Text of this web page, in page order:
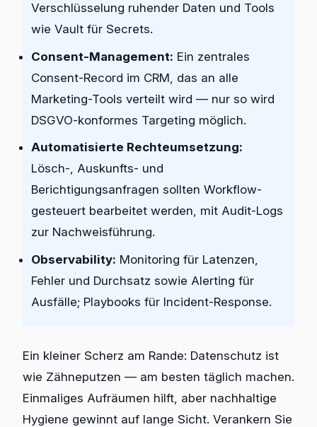
Verschlüsselung ruhender Daten und Tools
wie Vault für Secrets.
Consent-Management: Ein zentrales
Consent-Record im CRM, das an alle
Marketing-Tools verteilt wird — nur so wird
DSGVO-konformes Targeting möglich.
Automatisierte Rechteumsetzung:
Lösch-, Auskunfts- und
Berichtigungsanfragen sollten Workflow-
gesteuert bearbeitet werden, mit Audit-Logs
zur Nachweisführung.
Observability: Monitoring für Latenzen,
Fehler und Durchsatz sowie Alerting für
Ausfälle; Playbooks für Incident-Response.
Ein kleiner Scherz am Rande: Datenschutz ist
wie Zähneputzen — am besten täglich machen.
Einmaliges Aufräumen hilft, aber nachhaltige
Hygiene gewinnt auf lange Sicht. Verankern Sie